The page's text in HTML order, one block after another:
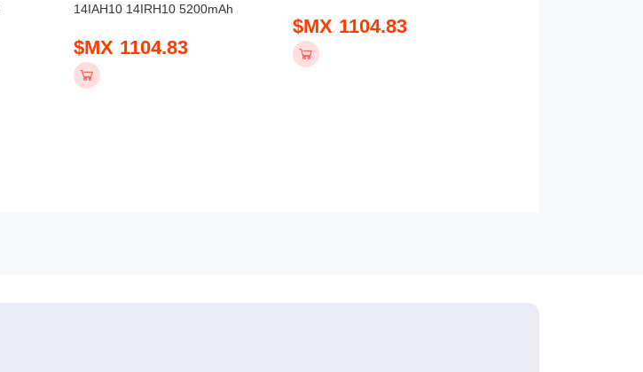
14IAH10 14IRH10 5200mAh
$MX 1104.83
$MX 1104.83